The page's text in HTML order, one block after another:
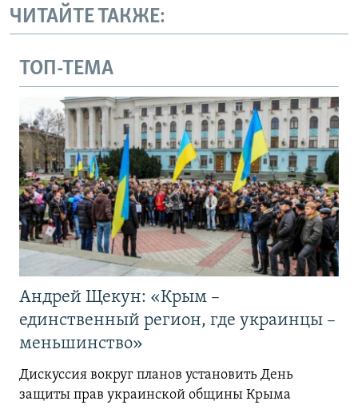
ЧИТАЙТЕ ТАКЖЕ:
ТОП-ТЕМА
Андрей Щекун: «Крым –
единственный регион, где украинцы –
меньшинство»
Дискуссия вокруг планов установить День
защиты прав украинской общины Крыма